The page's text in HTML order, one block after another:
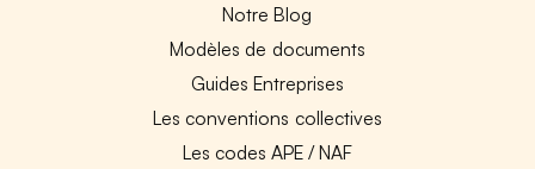
Notre Blog
Modèles de documents
Guides Entreprises
Les conventions collectives
Les codes APE / NAF